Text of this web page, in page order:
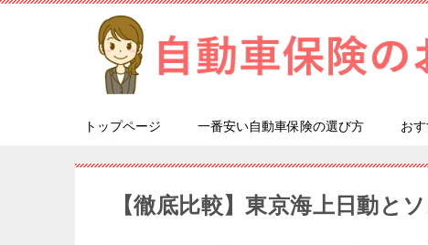
トップページ 一番安い自動車保険の選び方 お
【徹底比較】東京海上日動と